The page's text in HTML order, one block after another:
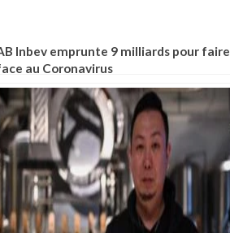
Inbev emprunte 9 milliards pour faire
au Coronavirus